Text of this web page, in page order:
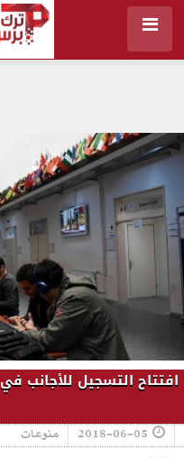
2018-06-05 منوعات